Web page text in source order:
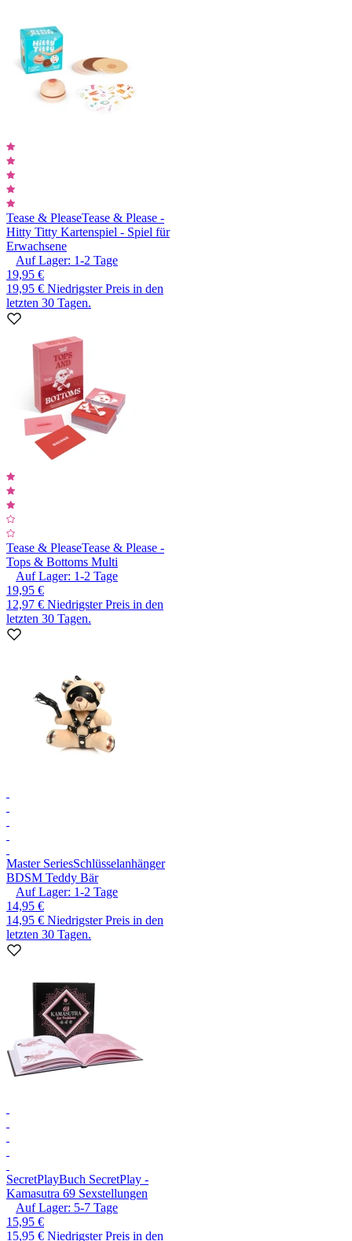
Tease & PleaseTease & Please -
Hitty Titty Kartenspiel - Spiel für
Erwachsene
Auf Lager: 1-2 Tage
19,95 €
19,95 € Niedrigster Preis in den
letzten 30 Tagen.
Tease & PleaseTease & Please -
Tops & Bottoms Multi
Auf Lager: 1-2 Tage
19,95 €
12,97 € Niedrigster Preis in den
letzten 30 Tagen.
Master SeriesSchlüsselanhänger
BDSM Teddy Bär
Auf Lager: 1-2 Tage
14,95 €
14,95 € Niedrigster Preis in den
letzten 30 Tagen.
SecretPlayBuch SecretPlay -
Kamasutra 69 Sexstellungen
Auf Lager: 5-7 Tage
15,95 €
15,95 € Niedrigster Preis in den